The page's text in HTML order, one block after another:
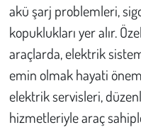
akü şarj problemleri,
kopuklukları yer alır.
araçlarda, elektrik
emin olmak hayati
elektrik servisleri,
hizmetleriyle araç
Günün İçinden
Vefat İlanları
Tarih